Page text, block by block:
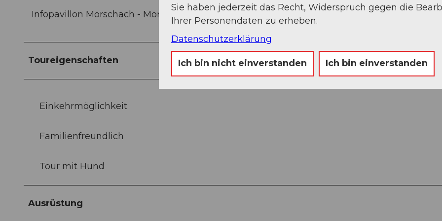
Infopavillon Morschach - Morschach
Toureigenschaften
Einkehrmöglichkeit
Familienfreundlich
Tour mit Hund
Ausrüstung
Sie haben jederzeit das Recht, Widerspruch gegen die
Ihrer Personendaten zu erheben.
Datenschutzerklärung
Ich bin nicht einverstanden Ich bin einverstanden